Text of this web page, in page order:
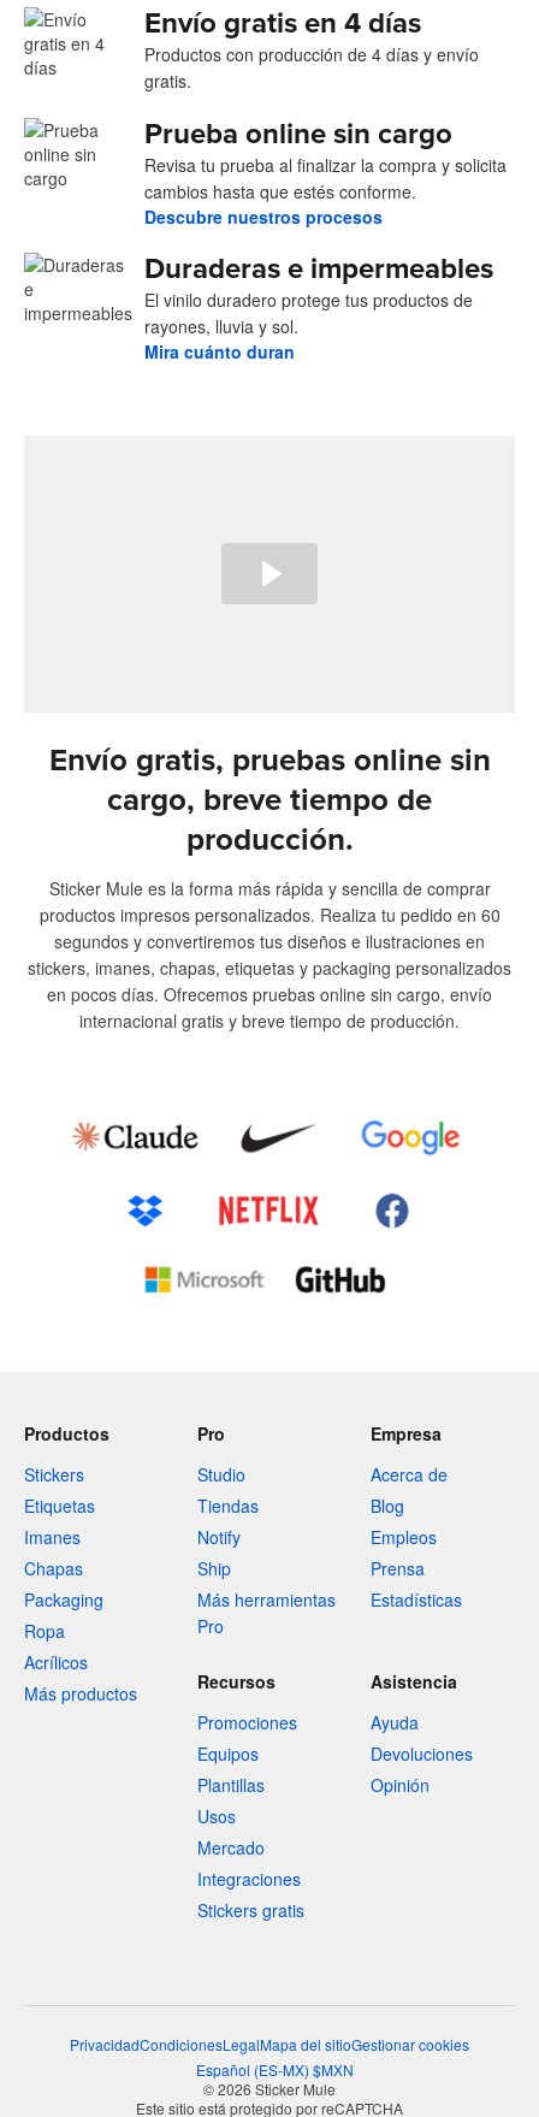
Envío gratis en 4 días
Productos con producción de 4 días y envío
gratis.
Prueba online sin cargo
Revisa tu prueba al finalizar la compra y solicita
cambios hasta que estés conforme.
Descubre nuestros procesos
Duraderas e impermeables
El vinilo duradero protege tus productos de
rayones, lluvia y sol.
Mira cuánto duran
Envío gratis, pruebas online sin
cargo, breve tiempo de
producción.
Sticker Mule es la forma más rápida y sencilla de comprar
productos impresos personalizados. Realiza tu pedido en 60
segundos y convertiremos tus diseños e ilustraciones en
stickers, imanes, chapas, etiquetas y packaging personalizados
en pocos días. Ofrecemos pruebas online sin cargo, envío
internacional gratis y breve tiempo de producción.
Productos
Stickers
Etiquetas
Imanes
Chapas
Packaging
Ropa
Acrílicos
Más productos
Pro
Studio
Tiendas
Notify
Ship
Más herramientas
Pro
Empresa
Acerca de
Blog
Empleos
Prensa
Estadísticas
Recursos
Promociones
Equipos
Plantillas
Usos
Mercado
Integraciones
Stickers gratis
Asistencia
Ayuda
Devoluciones
Opinión
PrivacidadCondicionesLegalMapa del sitioGestionar cookies
Español (ES-MX) $MXN
© 2026 Sticker Mule
Este sitio está protegido por reCAPTCHA